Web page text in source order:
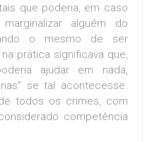
que poderia, em caso
alguém do
o mesmo de ser
prática significava que,
ajudar em nada,
se tal acontecesse.
todos os crimes, com
competência